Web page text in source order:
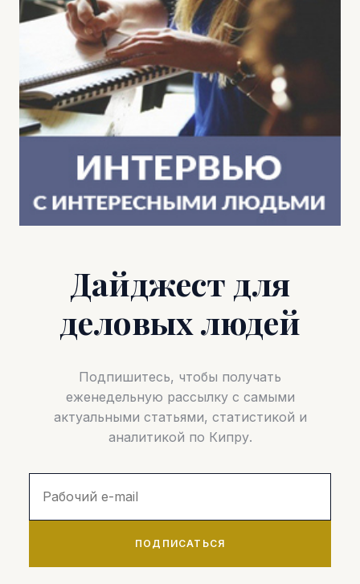
Дайджест для
деловых людей
Подпишитесь, чтобы получать
еженедельную рассылку с самыми
актуальными статьями, статистикой и
аналитикой по Кипру.
ПОДПИСАТЬСЯ